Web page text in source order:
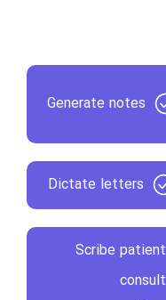
Generate notes
Dictate letters
Scribe patient
consult